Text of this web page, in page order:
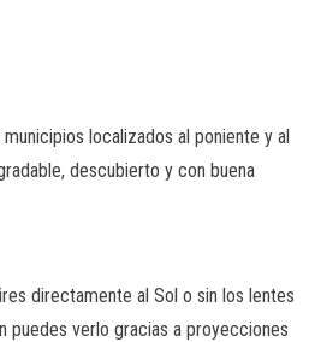
localizados al poniente y al
descubierto y con buena
directamente al Sol o sin los lentes
puedes verlo gracias a proyecciones